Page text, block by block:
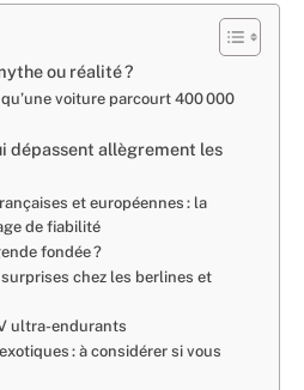
ou réalité ?
voiture parcourt 400 000
dépassent allègrement les
et européennes : la
de fiabilité
fondée ?
surprises chez les berlines et
ultra-endurants
: à considérer si vous